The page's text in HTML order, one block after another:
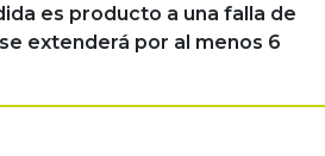
es producto a una falla de
extenderá por al menos 6